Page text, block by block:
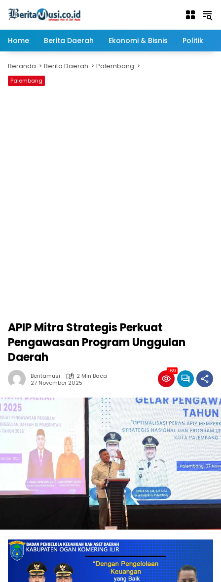
Home
Berita Daerah Ekonomi & Bisnis Politik
Beranda Berita Daerah Palembang
Palembang
APIP Mitra Strategis Perkuat
Pengawasan Program Unggulan
Daerah
Beritamusi
2 Min Baca
27 November 2025
169